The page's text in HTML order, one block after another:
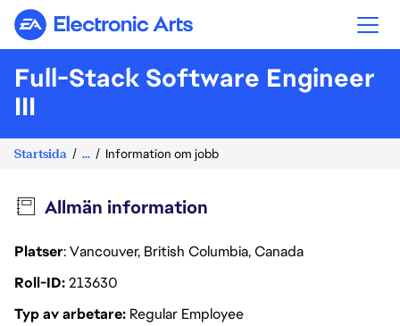
Electronic Arts
Full-Stack Software Engineer
III
Startsida ... Information om jobb
Allmän information
Platser: Vancouver, British Columbia, Canada
Roll-ID213630
Typ av arbetare Regular Employee